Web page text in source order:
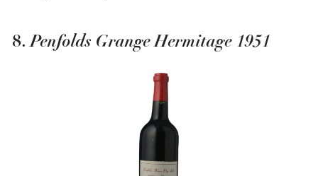
8.Penfolds Grange Hermitage 1951